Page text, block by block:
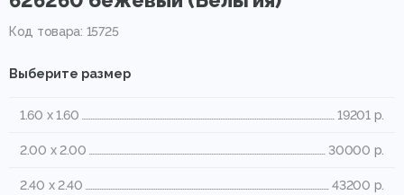
Код товара: 15725
Выберите размер
1.60 x 1.60 19201 р.
2.00 x 2.00 30000 р.
2.40 x 2.40 43200 р.